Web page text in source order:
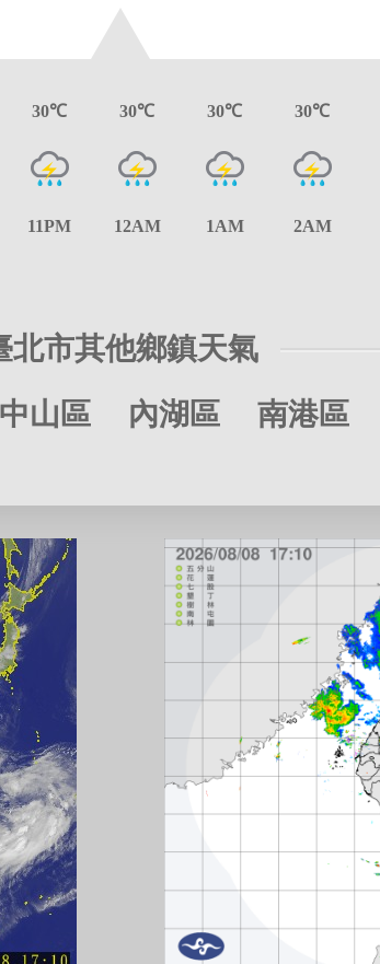
30℃
11PM
30℃
12AM
30℃
1AM
30℃
2AM
北市其他鄉鎮天氣
中山區 內湖區 南港區